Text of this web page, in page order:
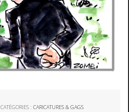
CATÉGORIES :CARICATURES & GAGS